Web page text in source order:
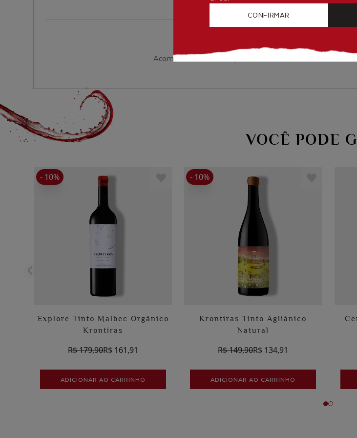
CONFIRMAR
vinhos são expressões fiéis
Acompanha lombo de porco, embutidos, charcutaria e
VOCÊ PODE
Explore Tinto Malbec Orgânico
Krontiras
R$ 179,90R$ 161,91
- 10%
ADICIONAR AO CARRINHO
Krontiras Tinto Agliánico
Natural
R$ 149,90R$ 134,91
- 10%
ADICIONAR AO CARRINHO